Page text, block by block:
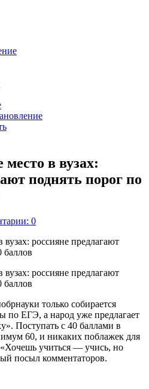
в вузах:
поднять порог по
0
только собирается
по ЕГЭ, а народ уже предлагает
Поступать с 40 баллами в
60, и никаких поблажек для
учиться — учись, но
посыл комментаторов.